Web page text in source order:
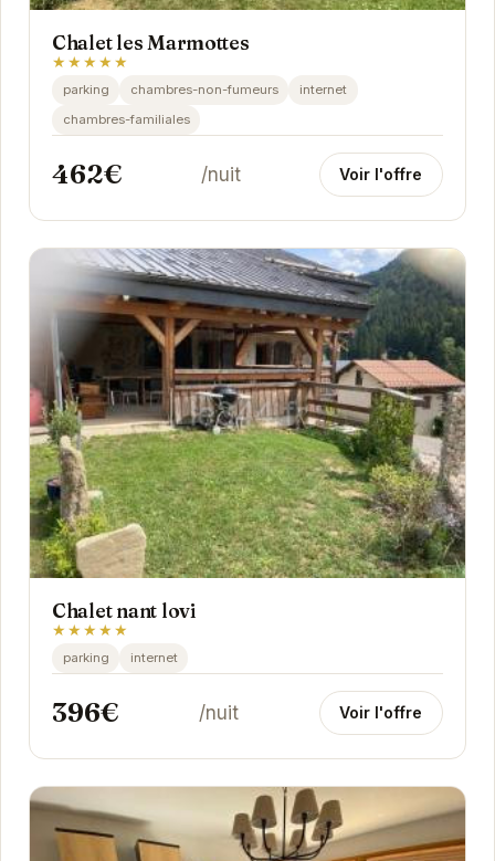
Chalet les Marmottes
★★★★★
parking chambres-non-fumeurs
internet
chambres-familiales
462€ /nuit Voir l'offre
Chalet nant lovi
★★★★★
parking internet
396€ /nuit Voir l'offre